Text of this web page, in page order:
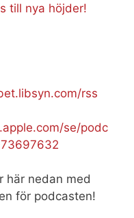
till nya höjder!
rss
se/podc
här nedan med
för podcasten!